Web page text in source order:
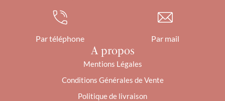
Par téléphone Par mail
A propos
Mentions Légales
Conditions Générales de Vente
Politique de livraison